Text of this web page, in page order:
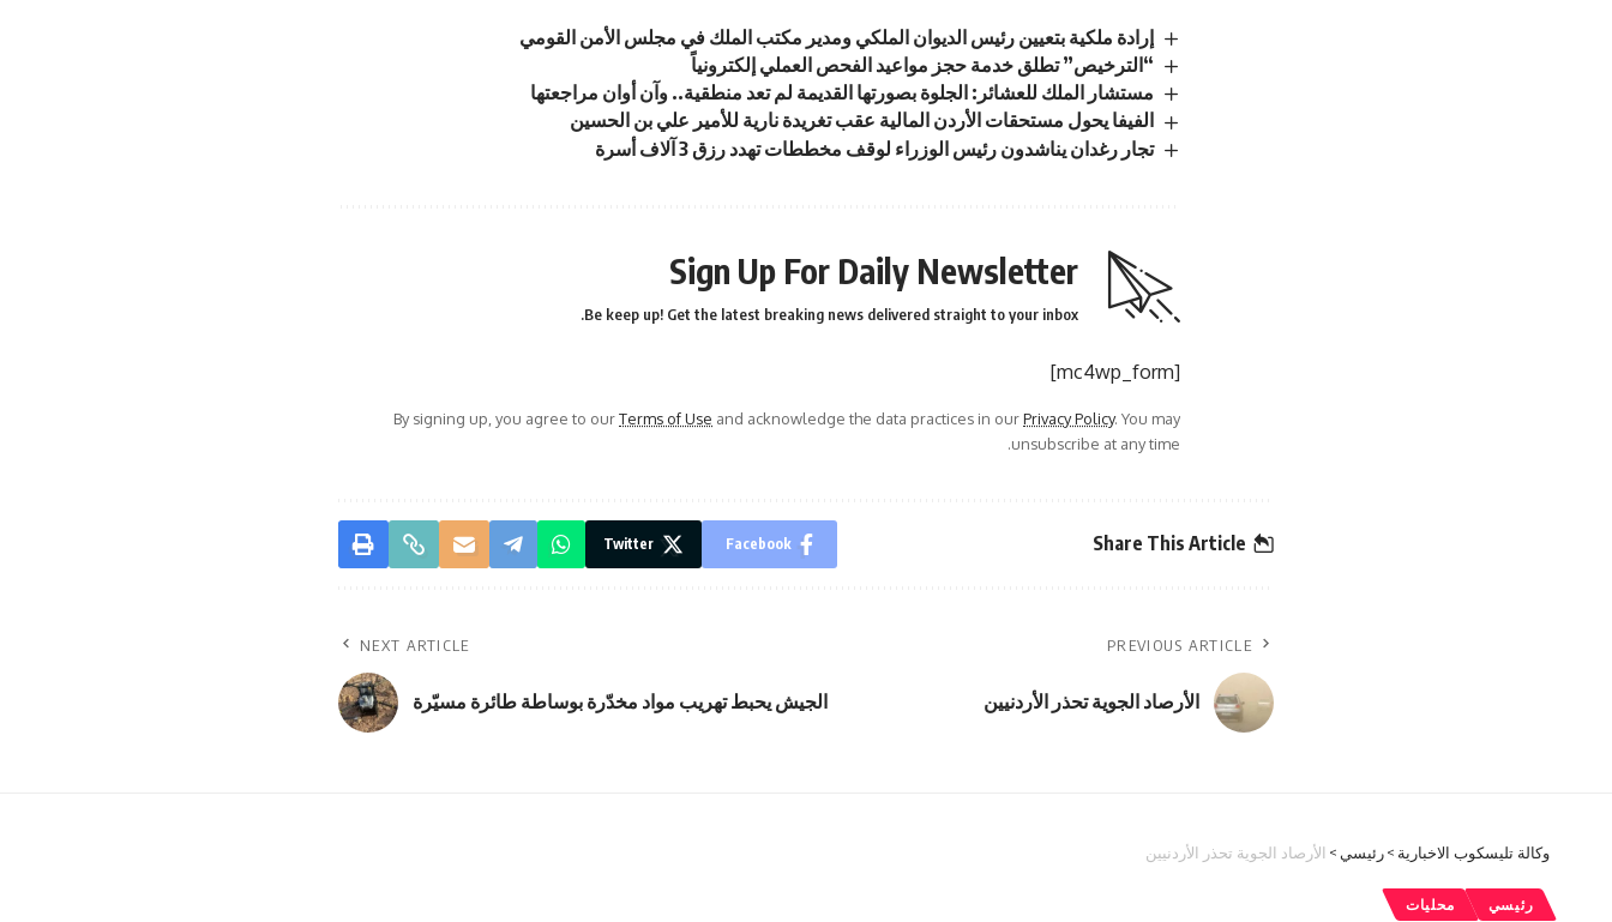
إرادة ملكية بتعيين رئيس الديوان الملكي ومدير مكتب الملك في مجلس الأمن القومي
“الترخيص” تطلق خدمة حجز مواعيد الفحص العملي إلكترونياً
مستشار الملك للعشائر: الجلوة بصورتها القديمة لم تعد منطقية.. وآن أوان مراجعتها
الفيفا يحول مستحقات الأردن المالية عقب تغريدة نارية للأمير علي بن الحسين
تجار رغدان يناشدون رئيس الوزراء لوقف مخططات تهدد رزق 3 آلاف أسرة
Sign Up For Daily Newsletter
Be keep up! Get the latest breaking news delivered straight to your inbox.
[mc4wp_form]
By signing up, you agree to ourTerms of Use and acknowledge the data practices in ourPrivacy Policy. You may
unsubscribe at any time.
Share This Article
Facebook
Twitter
PREVIOUS ARTICLE
الأرصاد الجوية تحذر الأردنيين
NEXT ARTICLE
الجيش يحبط تهريب مواد مخدّرة بوساطة طائرة مسيّرة
وكالة تليسكوب الاخبارية >رئيسي > الأرصاد الجوية تحذر الأردنيين
رئيسي محليات